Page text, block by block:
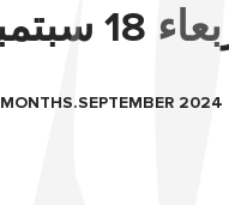
2024
18 MONTHS.SEPTEMBER 2024